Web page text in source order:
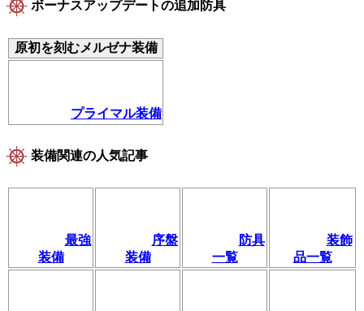
ボーナスアップデートの追加防具
原初を刻むメルゼナ装備
プライマル装備
装備関連の人気記事
最強
装備
序盤
装備
防具
一覧
装飾
品一覧